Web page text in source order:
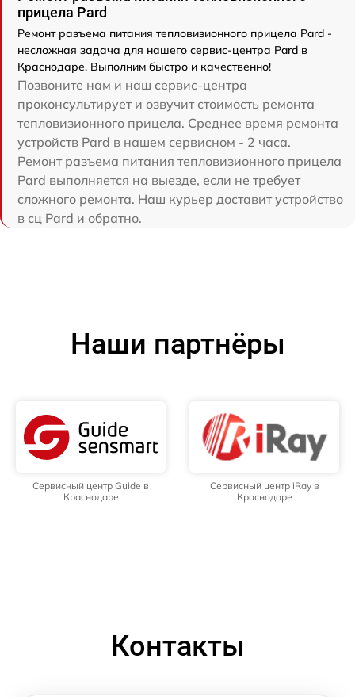
прицела Pard
Ремонт разъема питания тепловизионного прицела Pard -
несложная задача для нашего сервис-центра Pard в
Краснодаре. Выполним быстро и качественно!
Позвоните нам и наш сервис-центра
проконсультирует и озвучит стоимость ремонта
тепловизионного прицела. Среднее время ремонта
устройств Pard в нашем сервисном - 2 часа.
Ремонт разъема питания тепловизионного прицела
Pard выполняется на выезде, если не требует
сложного ремонта. Наш курьер доставит устройство
в сц Pard и обратно.
Наши партнёры
Сервисный центр Guide в
Краснодаре
Сервисный центр iRay в
Краснодаре
Контакты